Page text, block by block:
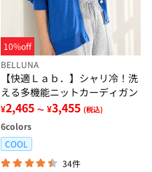
10%off
BELLUNA
【快適Ｌａｂ．】シャリ冷！洗
える多機能ニットカーディガン
¥2,465 ～ ¥3,455 (税込)
6colors
COOL
34件